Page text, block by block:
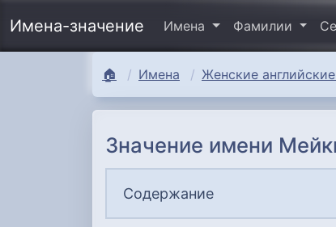
Имена-значение Имена Фамилии
🏠 Имена Женские
Значение имени
Содержание